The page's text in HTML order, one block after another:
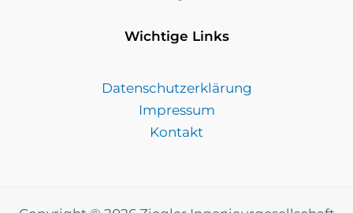
Wichtige Links
Datenschutzerklärung
Impressum
Kontakt